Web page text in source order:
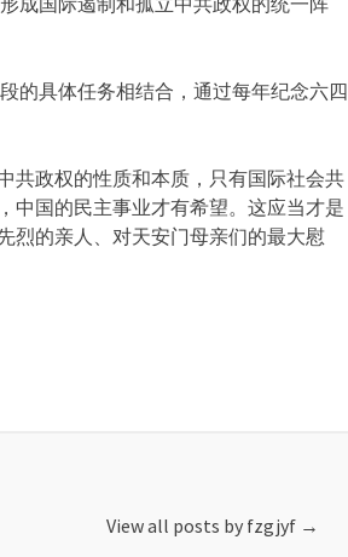
的具体任务相结合，通过每年纪念六四
共政权的性质和本质，只有国际社会共
中国的民主事业才有希望。这应当才是
烈的亲人、对天安门母亲们的最大慰
View all posts by fzgjyf →